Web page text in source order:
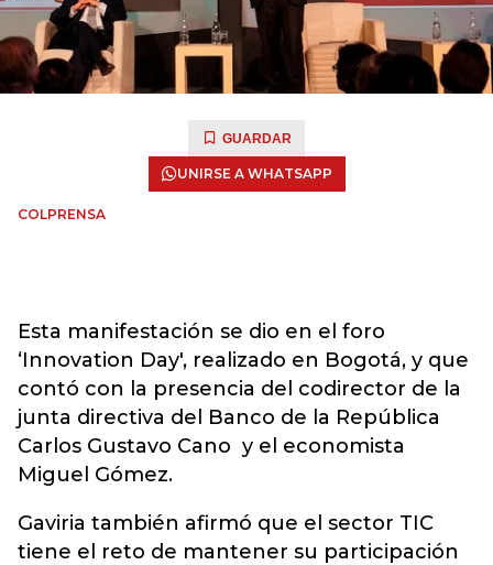
GUARDAR
UNIRSE A WHATSAPP
COLPRENSA
Esta manifestación se dio en el foro
‘Innovation Day', realizado en Bogotá, y que
contó con la presencia del codirector de la
junta directiva del Banco de la República
Carlos Gustavo Cano y el economista
Miguel Gómez.
Gaviria también afirmó que el sector TIC
tiene el reto de mantener su participación